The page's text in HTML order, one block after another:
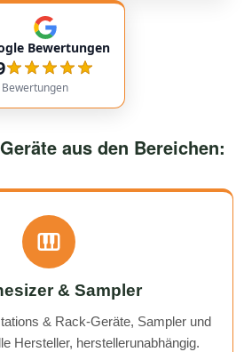
came very quickly, and the
extremely friendly and reliable.
recommended!
Bewertungen
Bewertungen
aus den Bereichen:
& Sampler
& Rack-Geräte, Sampler und
Hersteller, herstellerunabhängig.